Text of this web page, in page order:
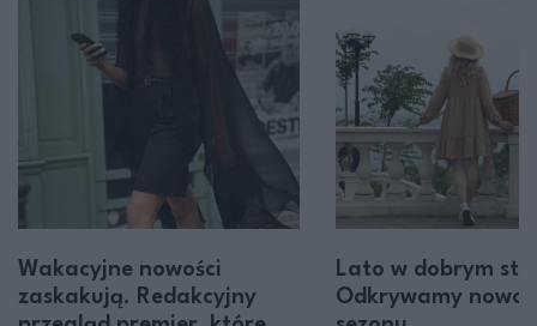
Wakacyjne nowości
zaskakują. Redakcyjny
Lato w dobrym
Odkrywamy